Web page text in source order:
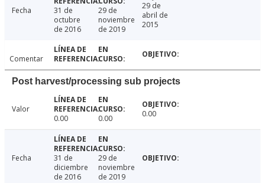
Fecha
31 de
octubre
de 2016
29 de
noviembre
de 2019
29 de
abril de
2015
Comentar
Post harvest/processing sub projects
Valor
0.00
0.00 0.00
Fecha
31 de
diciembre
de 2016
29 de
noviembre
de 2019